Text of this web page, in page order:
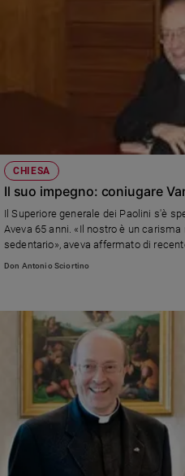
CHIESA
Il suo impegno: coniugare
Il Superiore generale dei Paolini s'è
Aveva 65 anni. «Il nostro è un
sedentario», aveva affermato di
Don Antonio Sciortino